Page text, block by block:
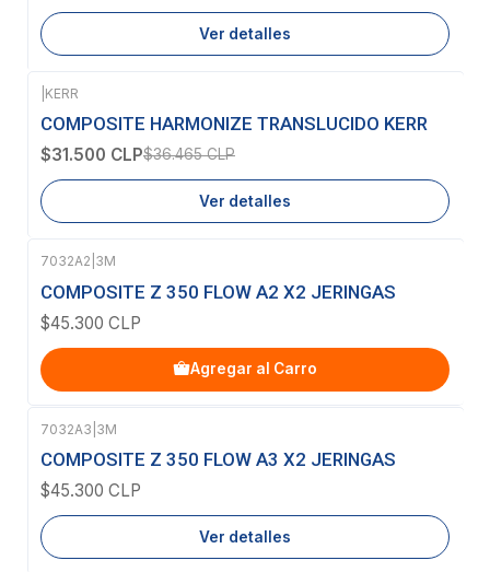
Ver detalles
-14%OFF
Agotado
KERR
COMPOSITE HARMONIZE TRANSLUCIDO KERR
$31.500 CLP$36.465 CLP
Ver detalles
7032A2 3M
COMPOSITE Z 350 FLOW A2 X2 JERINGAS
$45.300 CLP
Agregar al Carro
Agotado
7032A3 3M
COMPOSITE Z 350 FLOW A3 X2 JERINGAS
$45.300 CLP
Ver detalles